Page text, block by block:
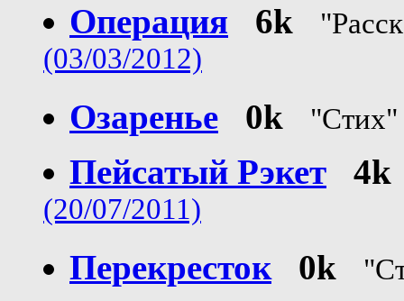
Операция 6k
(03/03/2012)
Озаренье
0k "Стих"
Пейсатый Рэкет
4k
(20/07/2011)
Перекресток
0k